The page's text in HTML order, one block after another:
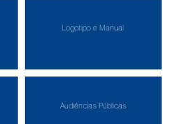
Logotipo e Manual
Audiências Públicas